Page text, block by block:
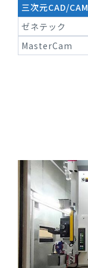
三次元CAD/CAM
ゼネテック
MasterCam